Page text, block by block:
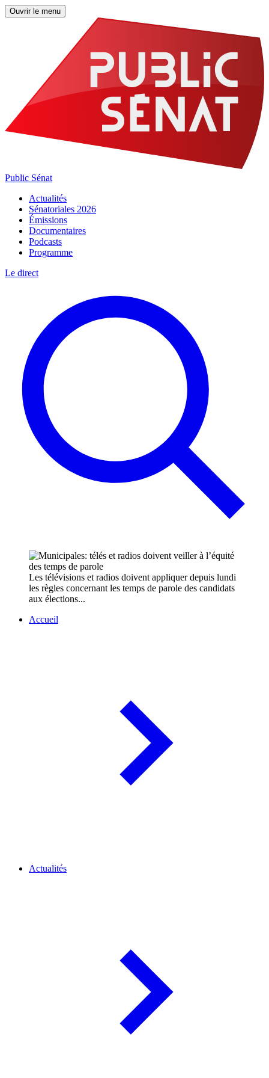
Ouvrir le menu
Public Sénat
Actualités
Sénatoriales 2026
Émissions
Documentaires
Podcasts
Programme
Le direct
Les télévisions et radios doivent appliquer depuis lundi
les règles concernant les temps de parole des candidats
aux élections...
Accueil
Actualités